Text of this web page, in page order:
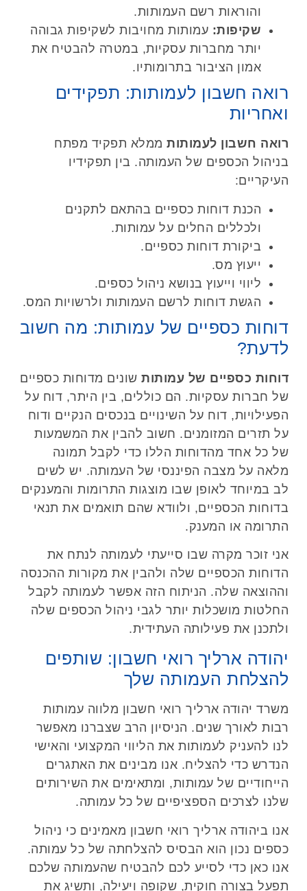
והוראות רשם העמותות.
שקיפות: עמותות מחויבות לשקיפות גבוהה
יותר מחברות עסקיות, במטרה להבטיח את
אמון הציבור בתרומותיו.
רואה חשבון לעמותות: תפקידים
ואחריות
רואה חשבון לעמותותממלא תפקיד מפתח
בניהול הכספים של העמותה. בין תפקידיו
העיקריים:
הכנת דוחות כספיים בהתאם לתקנים
ולכללים החלים על עמותות.
ביקורת דוחות כספיים.
ייעוץ מס.
ליווי וייעוץ בנושא ניהול כספים.
הגשת דוחות לרשם העמותות ולרשויות המס.
דוחות כספיים של עמותות: מה חשוב
לדעת?
דוחות כספיים של עמותותשונים מדוחות כספיים
של חברות עסקיות. הם כוללים, בין היתר, דוח על
הפעילויות, דוח על השינויים בנכסים הנקיים ודוח
על תזרים המזומנים. חשוב להבין את המשמעות
של כל אחד מהדוחות הללו כדי לקבל תמונה
מלאה על מצבה הפיננסי של העמותה. יש לשים
לב במיוחד לאופן שבו מוצגות התרומות והמענקים
בדוחות הכספיים, ולוודא שהם תואמים את תנאי
התרומה או המענק.
אני זוכר מקרה שבו סייעתי לעמותה לנתח את
הדוחות הכספיים שלה ולהבין את מקורות ההכנסה
וההוצאה שלה. הניתוח הזה אפשר לעמותה לקבל
החלטות מושכלות יותר לגבי ניהול הכספים שלה
ולתכנן את פעילותה העתידית.
יהודה ארליך רואי חשבון: שותפים
להצלחת העמותה שלך
משרד יהודה ארליך רואי חשבון מלווה עמותות
רבות לאורך שנים. הניסיון הרב שצברנו מאפשר
לנו להעניק לעמותות את הליווי המקצועי והאישי
הנדרש כדי להצליח. אנו מבינים את האתגרים
הייחודיים של עמותות, ומתאימים את השירותים
שלנו לצרכים הספציפיים של כל עמותה.
אנו ביהודה ארליך רואי חשבון מאמינים כי ניהול
כספים נכון הוא הבסיס להצלחתה של כל עמותה.
אנו כאן כדי לסייע לכם להבטיח שהעמותה שלכם
תפעל בצורה חוקית, שקופה ויעילה, ותשיג את